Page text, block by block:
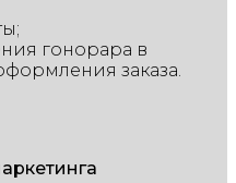
гонорара в
заказа.